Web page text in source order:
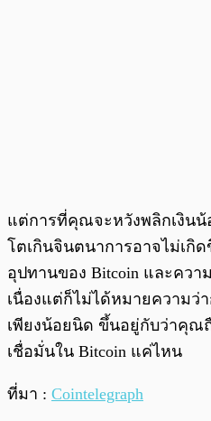
แต่การที่คุณจะหวังพลิกเงิน
โตเกินจินตนาการอาจไม่เกิ
อุปทานของ Bitcoin และคว
เนื่องแต่ก็ไม่ได้หมายความว่
เพียงน้อยนิด ขึ้นอยู่กับว่าคุณ
เชื่อมั่นใน Bitcoin แค่ไหน
ที่มา : Cointelegraph